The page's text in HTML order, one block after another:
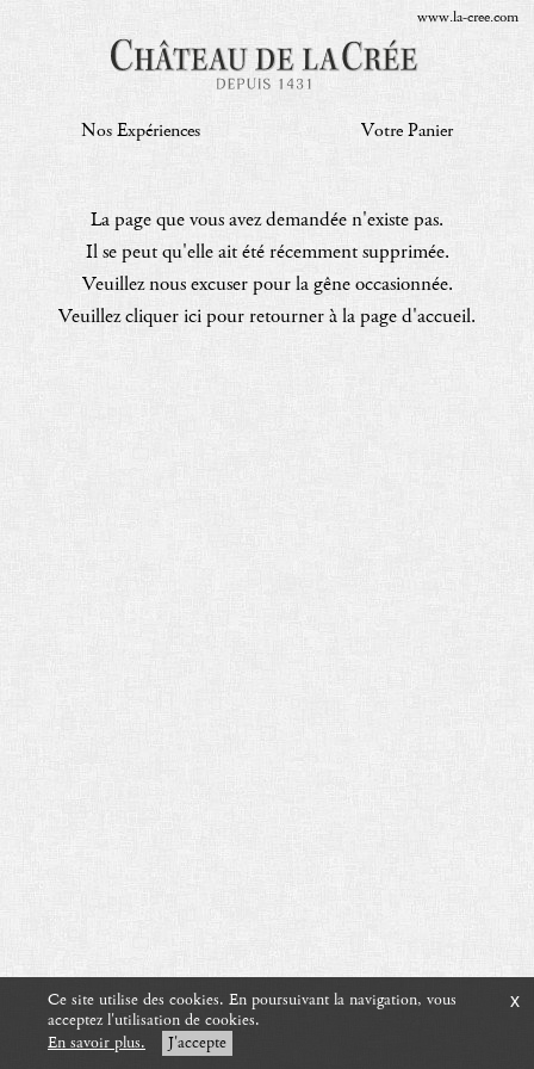
www.la-cree.com
Nos Expériences Votre Panier
La page que vous avez demandée n'existe pas.
Il se peut qu'elle ait été récemment supprimée.
Veuillez nous excuser pour la gêne occasionnée.
Veuillez cliquer ici pour retourner à la page d'accueil.
Ce site utilise des cookies. En poursuivant la navigation, vous
acceptez l'utilisation de cookies.
En savoir plus.
J'accepte
x